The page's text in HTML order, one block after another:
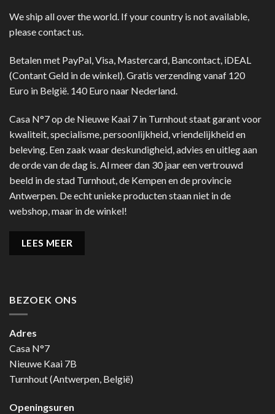
We ship all over the world. If your country is not available,
please contact us.
Betalen met PayPal, Visa, Mastercard, Bancontact, iDEAL
(Contant Geld in de winkel). Gratis verzending vanaf 120
Euro in België. 140 Euro naar Nederland.
Casa N°7 op de Nieuwe Kaai 7 in Turnhout staat garant voor
kwaliteit, specialisme, persoonlijkheid, vriendelijkheid en
beleving. Een zaak waar deskundigheid, advies en uitleg aan
de orde van de dag is. Al meer dan 30 jaar een vertrouwd
beeld in de stad Turnhout, de Kempen en de provincie
Antwerpen. De echt unieke producten staan niet in de
webshop, maar in de winkel!
LEES MEER
BEZOEK ONS
Adres
Casa N°7
Nieuwe Kaai 7B
Turnhout (Antwerpen, België)
Openingsuren